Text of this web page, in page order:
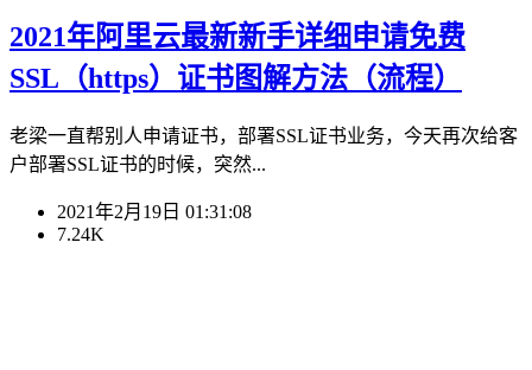
2021年阿里云最新新手详细申请免费
SSL（https）证书图解方法（流程）
老梁一直帮别人申请证书，部署SSL证书业务，今天再次给客
户部署SSL证书的时候，突然...
2021年2月19日 01:31:08
7.24K